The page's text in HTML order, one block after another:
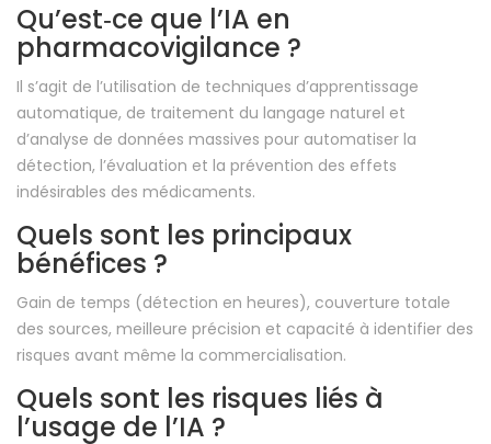
Qu’est‑ce que l’IA en
pharmacovigilance ?
Il s’agit de l’utilisation de techniques d’apprentissage
automatique, de traitement du langage naturel et
d’analyse de données massives pour automatiser la
détection, l’évaluation et la prévention des effets
indésirables des médicaments.
Quels sont les principaux
bénéfices ?
Gain de temps (détection en heures), couverture totale
des sources, meilleure précision et capacité à identifier des
risques avant même la commercialisation.
Quels sont les risques liés à
l’usage de l’IA ?